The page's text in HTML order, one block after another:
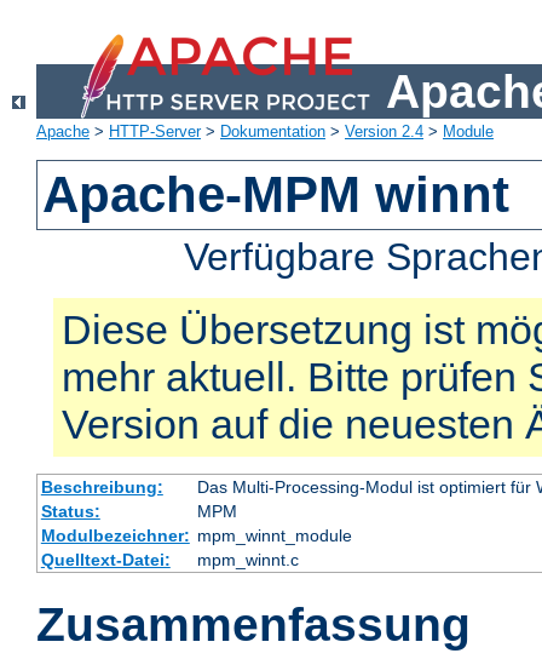
Apache > HTTP-Server> Dokumentation > Version 2.4 > Module
Apache-MPM winnt
Verfügbare
Diese Übersetzung ist
mehr aktuell. Bitte prüfen
Version auf die neuesten
Beschreibung:
Das Multi-Processing-Modul ist optimiert für
Status:
MPM
Modulbezeichner: mpm_winnt_module
Quelltext-Datei:
mpm_winnt.c
Zusammenfassung